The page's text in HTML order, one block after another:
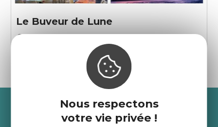
Nous respectons
votre vie privée !
Le Buveur de Lune
Recevez l’actualité des